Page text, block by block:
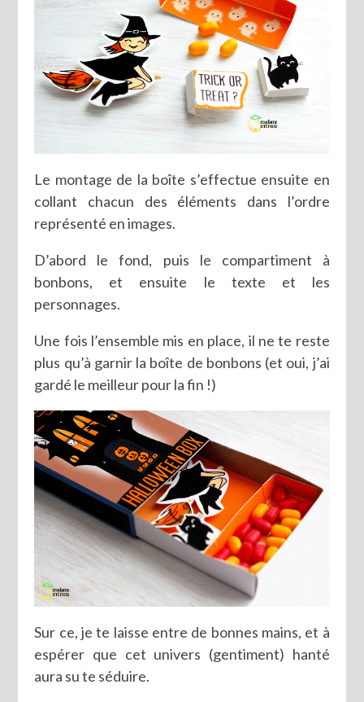
Le montage de la boîte s’effectue ensuite en
collant chacun des éléments dans l’ordre
représenté en images.
D’abord le fond, puis le compartiment à
bonbons, et ensuite le texte et les
personnages.
Une fois l’ensemble mis en place, il ne te reste
plus qu’à garnir la boîte de bonbons (et oui, j’ai
gardé le meilleur pour la fin !)
Sur ce, je te laisse entre de bonnes mains, et à
espérer que cet univers (gentiment) hanté
aura su te séduire.